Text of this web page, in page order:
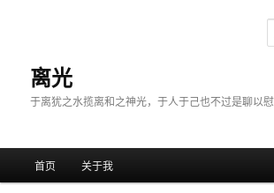
离光
于离犹之水揽离和之神光，于人于己也不过是聊以
跳至主内容区域
跳至副内容区域
首页 关于我